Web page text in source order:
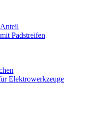
Padstreifen
Elektrowerkzeuge